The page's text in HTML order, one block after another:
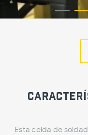
Esta celda de